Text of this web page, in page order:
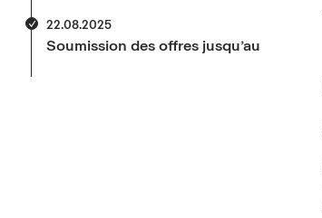
22.08.2025
Soumission des offres jusqu’au